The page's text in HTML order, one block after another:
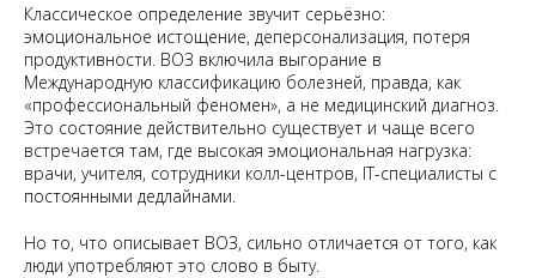
Классическое определение звучит серьёзно:
эмоциональное истощение, деперсонализация, потеря
продуктивности. ВОЗ включила выгорание в
Международную классификацию болезней, правда, как
«профессиональный феномен», а не медицинский диагноз.
Это состояние действительно существует и чаще всего
встречается там, где высокая эмоциональная нагрузка:
врачи, учителя, сотрудники колл-центров, IT-специалисты с
постоянными дедлайнами.
Но то, что описывает ВОЗ, сильно отличается от того, как
люди употребляют это слово в быту.